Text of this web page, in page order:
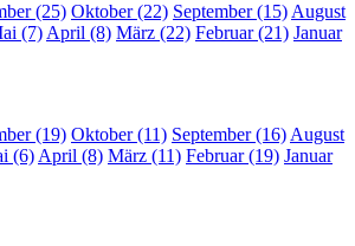
(25) Oktober (22) September (15)August
(7)April (8) März (22) Februar (21) Januar
(19) Oktober (11) September (16)August
(6)April (8) März (11) Februar (19) Januar